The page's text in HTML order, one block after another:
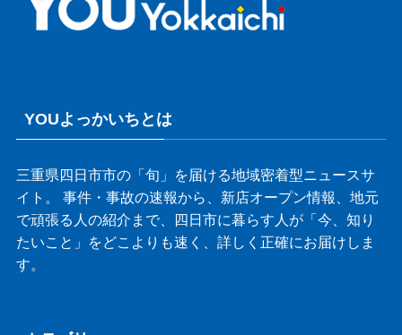
YOUよっかいちとは
三重県四日市市の「旬」を届ける地域密着型ニュースサ
イト。 事件・事故の速報から、新店オープン情報、地元
で頑張る人の紹介まで、四日市に暮らす人が「今、知り
たいこと」をどこよりも速く、詳しく正確にお届けしま
す。